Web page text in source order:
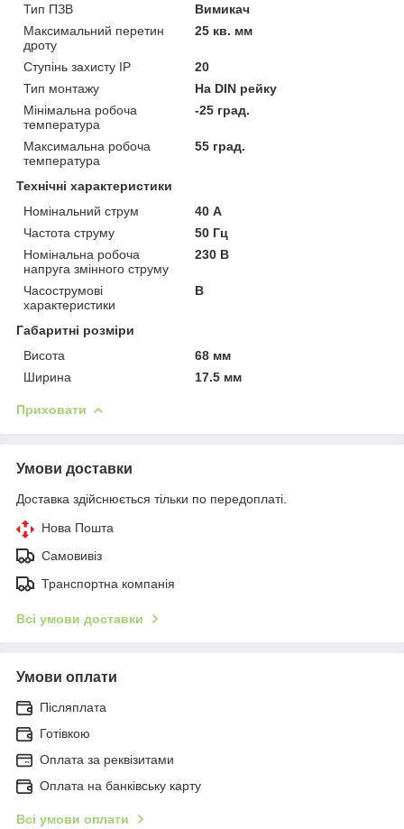
Тип ПЗВ
Вимикач
Максимальний перетин
дроту
25 кв. мм
Ступінь захисту IP
20
Тип монтажу
На DIN рейку
Мінімальна робоча
температура
-25 град.
Максимальна робоча
температура
55 град.
Технічні характеристики
Номінальний струм
40 А
Частота струму
50 Гц
Номінальна робоча
напруга змінного струму
230 В
Часострумові
характеристики
B
Габаритні розміри
Висота
68 мм
Ширина
17.5 мм
Приховати
Умови доставки
Доставка здійснюється тільки по передоплаті.
Нова Пошта
Самовивіз
Транспортна компанія
Всі умови доставки
Умови оплати
Післяплата
Готівкою
Оплата за реквізитами
Оплата на банківську карту
Всі умови оплати